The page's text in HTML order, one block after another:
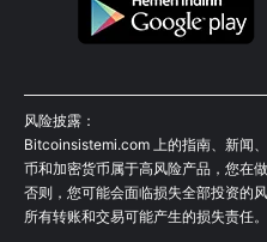
风险披露：
Bitcoinsistemi.com 上的指南、新闻
币和加密货币属于高风险产品，您在
否则，您可能会面临损失全部投资的
所有转账和交易可能产生的损失责任。